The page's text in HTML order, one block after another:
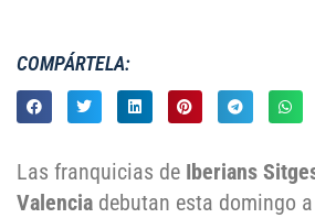
COMPÁRTELA:
Las franquicias de Iberians
Valencia debutan esta domingo